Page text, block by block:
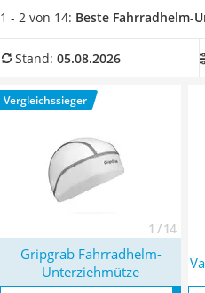
Vibrationsplatte
Sicherheitsweste Reiten
Service
diese entweder besonders
Wählen Sie jetzt eine
wasserabweisendem Material
komfortabel den Radsport
uns hier im August 2026
Fahrradhelm-Unterziehmütze
1 - 2 von 14: Beste Fahrradhelm-
Stand: 05.08.2026
Vergleichssieger
1 / 14
Gripgrab Fahrradhelm-
Unterziehmütze